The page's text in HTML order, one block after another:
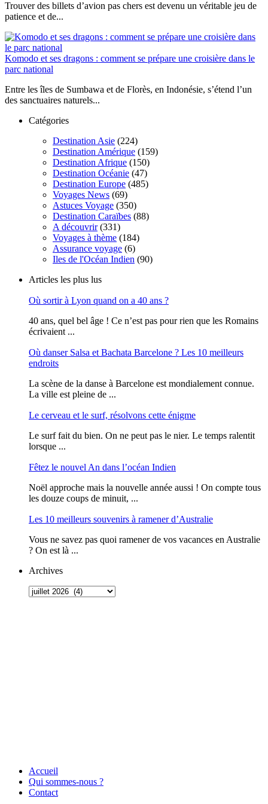
Trouver des billets d’avion pas chers est devenu un véritable jeu de
patience et de...
Komodo et ses dragons : comment se prépare une croisière dans le
parc national
Entre les îles de Sumbawa et de Florès, en Indonésie, s’étend l’un
des sanctuaires naturels...
Catégories
Destination Asie (224)
Destination Amérique (159)
Destination Afrique (150)
Destination Océanie (47)
Destination Europe (485)
Voyages News (69)
Astuces Voyage (350)
Destination Caraïbes (88)
A découvrir(331)
Voyages à thème (184)
Assurance voyage (6)
Iles de l'Océan Indien (90)
Articles les plus lus
Où sortir à Lyon quand on a 40 ans ?
40 ans, quel bel âge ! Ce n’est pas pour rien que les Romains
écrivaient ...
Où danser Salsa et Bachata Barcelone ? Les 10 meilleurs
endroits
La scène de la danse à Barcelone est mondialement connue.
La ville est pleine de ...
Le cerveau et le surf, résolvons cette énigme
Le surf fait du bien. On ne peut pas le nier. Le temps ralentit
lorsque ...
Fêtez le nouvel An dans l’océan Indien
Noël approche mais la nouvelle année aussi ! On compte tous
les douze coups de minuit, ...
Les 10 meilleurs souvenirs à ramener d’Australie
Vous ne savez pas quoi ramener de vos vacances en Australie
? On est là ...
Archives
Accueil
Qui sommes-nous ?
Contact